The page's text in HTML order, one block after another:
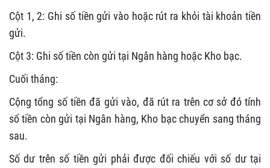
Cột 1, 2: Ghi số tiền gửi vào hoặc rút ra khỏi tài khoản tiền
gửi.
Cột 3: Ghi số tiền còn gửi tại Ngân hàng hoặc Kho bạc.
Cuối tháng:
Cộng tổng số tiền đã gửi vào, đã rút ra trên cơ sở đó tính
số tiền còn gửi tại Ngân hàng, Kho bạc chuyển sang tháng
sau.
Số dư trên số tiền gửi phải được đối chiếu với số dư tại